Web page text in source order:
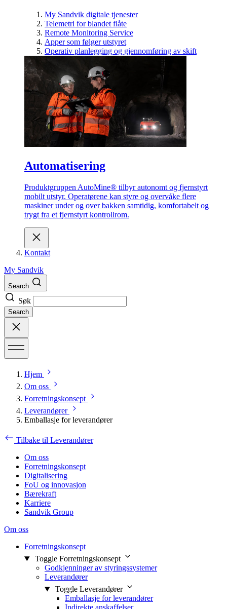
My Sandvik digitale tjenester
Telemetri for blandet flåte
Remote Monitoring Service
Apper som følger utstyret
Operativ planlegging og gjennomføring av skift
Automatisering
Produktgruppen AutoMine® tilbyr autonomt og fjernstyrt
mobilt utstyr. Operatørene kan styre og overvåke flere
maskiner under og over bakken samtidig, komfortabelt og
trygt fra et fjernstyrt kontrollrom.
Kontakt
My Sandvik
Search
Søk
Search
Hjem
Om oss
Forretningskonsept
Leverandører
Emballasje for leverandører
Tilbake til Leverandører
Om oss
Forretningskonsept
Digitalisering
FoU og innovasjon
Bærekraft
Karriere
Sandvik Group
Om oss
Forretningskonsept
Toggle Forretningskonsept
Godkjenninger av styringssystemer
Leverandører
Toggle Leverandører
Emballasje for leverandører